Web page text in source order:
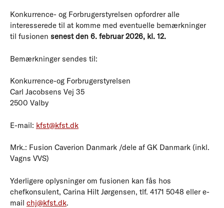
Konkurrence- og Forbrugerstyrelsen opfordrer alle
interesserede til at komme med eventuelle bemærkninger
til fusionen senest den 6. februar 2026, kl. 12.
Bemærkninger sendes til:
Konkurrence-og Forbrugerstyrelsen
Carl Jacobsens Vej 35
2500 Valby
E-mail: kfst@kfst.dk
Mrk.: Fusion Caverion Danmark /dele af GK Danmark (inkl.
Vagns VVS)
Yderligere oplysninger om fusionen kan fås hos
chefkonsulent, Carina Hilt Jørgensen, tlf. 4171 5048 eller e-
mail chj@kfst.dk.